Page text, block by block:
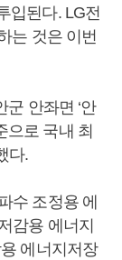
입된다. LG전
는 것은 이번
안좌면 ‘안
으로 국내 최
다.
수 조정용 에
감용 에너지
에너지저장